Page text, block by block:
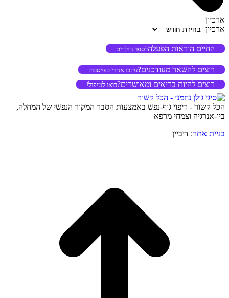
ארכיון
ארכיון
החיים הוראות הפעלהלספר הילדים
רוצים להשאר מעודכנים?עקבו אחרי בפייסבוק
רוצים להיות בריאים ומאושרים?בואו לטיפול!
הכל קשור - ריפוי גוף-נפש באמצעות הסבר המקור הנפשי של המחלה,
ביו-אנרגיה וצמחי מרפא
בניית אתר: דיביין